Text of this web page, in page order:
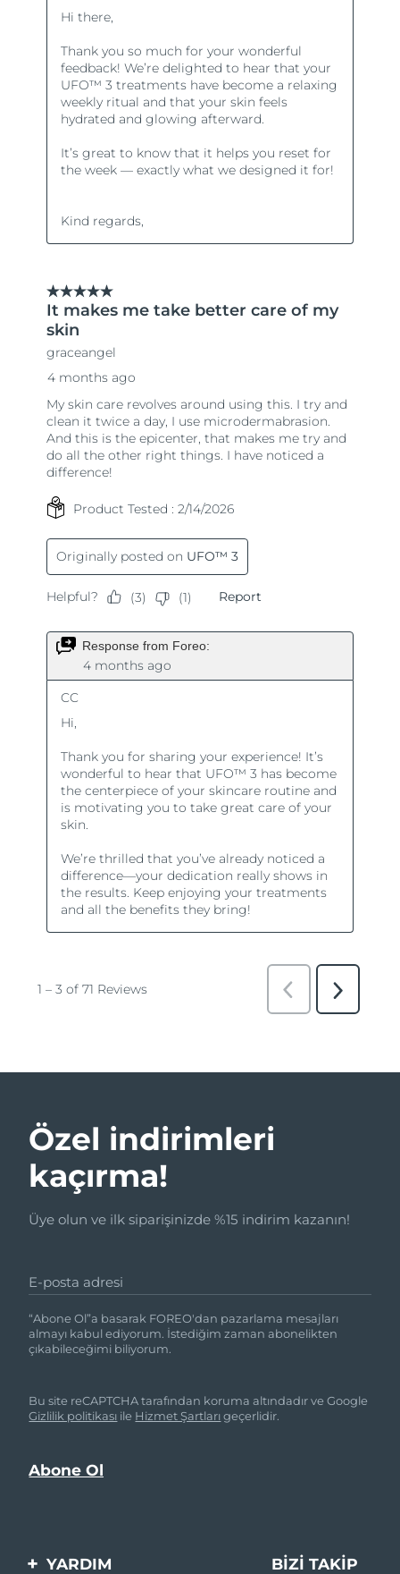
Özel indirimleri
kaçırma!
Üye olun ve ilk siparişinizde %15 indirim kazanın!
E-posta adresi
“Abone Ol”a basarak FOREO'dan pazarlama mesajları
almayı kabul ediyorum. İstediğim zaman abonelikten
çıkabileceğimi biliyorum.
Bu site reCAPTCHA tarafından koruma altındadır ve Google
Gizlilik politikası ile Hizmet Şartlarıgeçerlidir.
YARDIM BIZI TAKIP